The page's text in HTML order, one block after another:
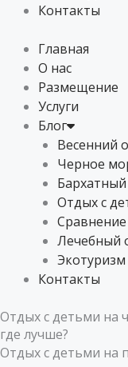
Контакты
Главная
О нас
Размещение
Услуги
Блог
Весенний
Черное
Отдых с
Лечебный
Контакты
Отдых с детьми на
где лучше?
Отдых с детьми на